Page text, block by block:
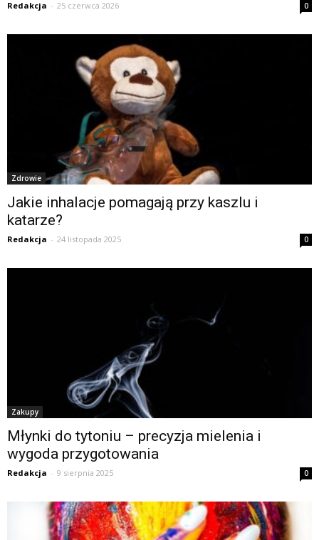
Redakcja - 25 czerwca 2026 0
Zdrowie
Jakie inhalacje pomagają przy kaszlu i
katarze?
Redakcja - 24 listopada 2025 0
Zakupy
Młynki do tytoniu – precyzja mielenia i
wygoda przygotowania
Redakcja - 9 sierpnia 2025 0